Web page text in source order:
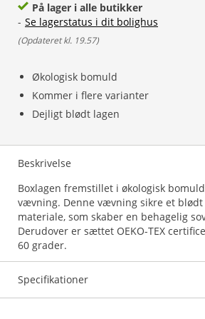
Økologisk bomuld
Kommer i flere varianter
Dejligt blødt lagen
På lager i alle butikker
- Se lagerstatus i dit bolighus
(Opdateret kl. 19.57)
Beskrivelse
Boxlagen fremstillet i økologisk
vævning. Denne vævning sikre et
materiale, som skaber en behagelig
Derudover er sættet OEKO-TEX
60 grader.
Specifikationer